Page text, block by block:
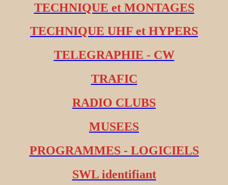
TECHNIQUE et MONTAGES
TECHNIQUE UHF et HYPERS
TELEGRAPHIE - CW
TRAFIC
RADIO CLUBS
MUSEES
PROGRAMMES - LOGICIELS
SWL identifiant